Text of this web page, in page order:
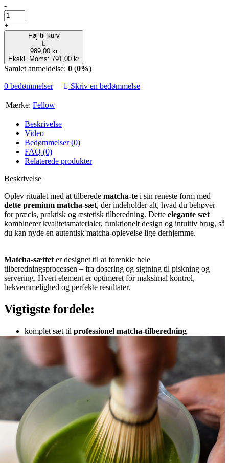
-
+
Føj til kurv
989,00 kr
Ekskl. Moms: 791,00 kr
Samlet anmeldelse: 0 (0%)
0 bedømmelser
Skriv en bedømmelse
Mærke: Fellow
Beskrivelse
Video
Bedømmelser (0)
FAQ (0)
Relaterede produkter
Beskrivelse
Oplev ritualet med at tilberede matcha-te i sin reneste form med
dette premium matcha-sæt, der indeholder alt, hvad du behøver
for præcis, praktisk og æstetisk tilberedning. Dette elegante sæt
kombinerer kvalitetsmaterialer, funktionelt design og intuitiv brug, så
du kan nyde en autentisk matcha-oplevelse lige derhjemme.
Matcha-sættet er designet til at forenkle hele
tilberedningsprocessen – fra dosering og sigtning til piskning og
servering. Hvert element er optimeret for maksimal kontrol,
bekvemmelighed og perfekte resultater.
Vigtigste fordele:
komplet sæt til professionel matcha-tilberedning